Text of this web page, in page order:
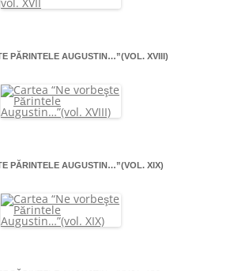
PĂRINTELE AUGUSTIN…”(VOL. XVIII)
PĂRINTELE AUGUSTIN…”(VOL. XIX)